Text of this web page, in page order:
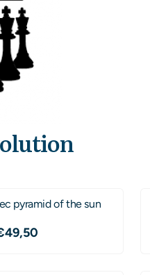
pyramid of the sun
Prijs: 49,50